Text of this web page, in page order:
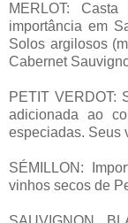
MERLOT:
importância em
Solos argilosos
Cabernet
PETIT VERDOT:
adicionada ao
especiadas. Seus
SÉMILLON:
vinhos secos de